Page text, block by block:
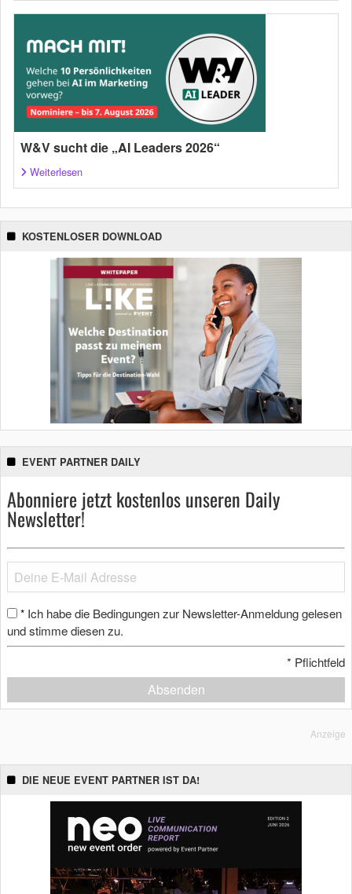
W&V sucht die „AI Leaders 2026“
Weiterlesen
KOSTENLOSER DOWNLOAD
EVENT PARTNER DAILY
Abonniere jetzt kostenlos unseren Daily
Newsletter!
* Ich habe die Bedingungen zur Newsletter-Anmeldung gelesen
und stimme diesen zu.
* Pflichtfeld
Absenden
Anzeige
DIE NEUE EVENT PARTNER IST DA!